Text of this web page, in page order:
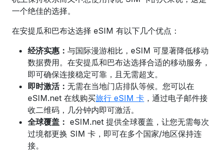
一个绝佳的选择。
在安提瓜和巴布达选择 eSIM 有以下几个优点：
经济实惠： 与国际漫游相比，eSIM 可显著降低移动
数据费用。在安提瓜和巴布达选择合适的移动服务 ，
即可确保连接稳定可靠，且无需超支。
即时激活： 无需在当地门店排队等候。您可以在
eSIM.net 在线购买旅行 eSIM 卡 ，通过电子邮件接
收二维码，几分钟内即可激活。
全球覆盖： eSIM.net 提供全球覆盖，让您无需每次
过境都更换 SIM 卡，即可在多个国家/地区保持连
接。